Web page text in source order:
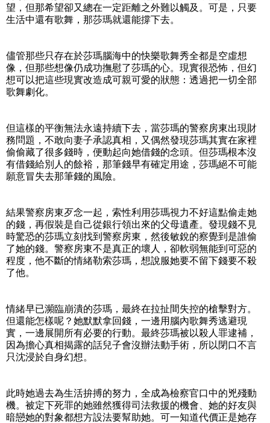
望，但那希望卻又總在一定距離之外難以觸及。可是，只要
生活中還有歌舞，那莎瑪就還能撐下去。
儘管那些只存在於莎瑪腦海中的快樂歌舞秀全都是空虛想
像，但那些想像仍成功撫慰了莎瑪的心。現實很恐怖，但幻
想可以把這些現實改造成可親可愛的狀態：透過把一切全部
歌舞劇化。
但這樣的平衡無法永遠持續下去，當莎瑪的警察房東出現財
務問題，不敢向妻子承認真相，又偶然發現莎瑪其實在家裡
偷偷藏了很多錢時，便動起向她借錢的念頭。但莎瑪根本沒
有借錢給別人的餘裕，那筆錢早有確定用途，莎瑪絕不可能
願意冒失去那筆錢的風險。
結果警察房東歹念一起，索性利用莎瑪視力不好這點偷走她
的錢，再假裝是自己從銀行領出來的父母遺產。發現錢不見
時驚恐的莎瑪立刻找到警察房東，然後敏銳的察覺到是誰偷
了她的錢。警察房東不是真正的壞人，卻軟弱無能到可惡的
程度，他不斷的情緒勒索莎瑪，想說服她要不留下錢要不殺
了他。
情緒早已瀕臨崩潰的莎瑪，最終在拉扯間失控的槍擊對方。
但還能怎樣呢？她默默拿回錢，一邊用腦內歌舞秀逃避現
實，一邊展開所有必要的行動。最終莎瑪被以殺人罪逮補，
因為擔心真相揭露的話兒子會沒辦法動手術，所以閉口不言
只沈浸於自身幻想。
此時她過去為生活拚搏的努力，全成為檢察官口中的兇殘動
機。被定下死罪的她雖然獲得司法救援的機會、她的好友與
暗戀她的對象都想方設法要幫助她。可一知道代價正是她存